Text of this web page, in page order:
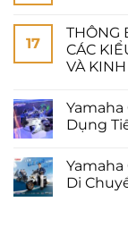
17
THÔNG
CÁC
VÀ
Yamaha
Dụng
Yamaha
Di